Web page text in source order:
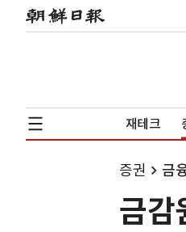
재테크
증권 금
금감